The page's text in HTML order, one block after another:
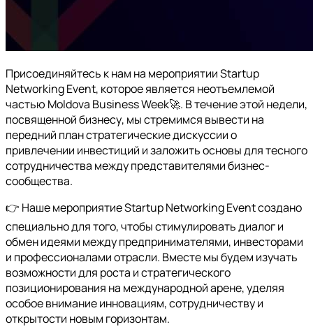
Присоединяйтесь к нам на мероприятии Startup
Networking Event, которое является неотъемлемой
частью Moldova Business Week🚀. В течение этой недели,
посвященной бизнесу, мы стремимся вывести на
передний план стратегические дискуссии о
привлечении инвестиций и заложить основы для тесного
сотрудничества между представителями бизнес-
сообщества.
👉 Наше мероприятие Startup Networking Event создано
специально для того, чтобы стимулировать диалог и
обмен идеями между предпринимателями, инвесторами
и профессионалами отрасли. Вместе мы будем изучать
возможности для роста и стратегического
позиционирования на международной арене, уделяя
особое внимание инновациям, сотрудничеству и
открытости новым горизонтам.